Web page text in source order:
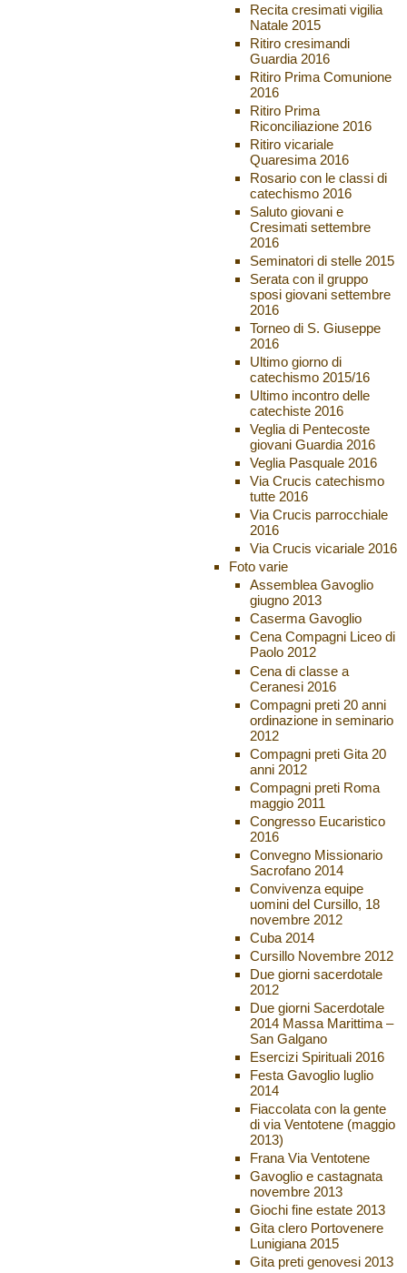
Recita cresimati vigilia
Natale 2015
Ritiro cresimandi
Guardia 2016
Ritiro Prima Comunione
2016
Ritiro Prima
Riconciliazione 2016
Ritiro vicariale
Quaresima 2016
Rosario con le classi di
catechismo 2016
Saluto giovani e
Cresimati settembre
2016
Seminatori di stelle 2015
Serata con il gruppo
sposi giovani settembre
2016
Torneo di S. Giuseppe
2016
Ultimo giorno di
catechismo 2015/16
Ultimo incontro delle
catechiste 2016
Veglia di Pentecoste
giovani Guardia 2016
Veglia Pasquale 2016
Via Crucis catechismo
tutte 2016
Via Crucis parrocchiale
2016
Via Crucis vicariale 2016
Foto varie
Assemblea Gavoglio
giugno 2013
Caserma Gavoglio
Cena Compagni Liceo di
Paolo 2012
Cena di classe a
Ceranesi 2016
Compagni preti 20 anni
ordinazione in seminario
2012
Compagni preti Gita 20
anni 2012
Compagni preti Roma
maggio 2011
Congresso Eucaristico
2016
Convegno Missionario
Sacrofano 2014
Convivenza equipe
uomini del Cursillo, 18
novembre 2012
Cuba 2014
Cursillo Novembre 2012
Due giorni sacerdotale
2012
Due giorni Sacerdotale
2014 Massa Marittima –
San Galgano
Esercizi Spirituali 2016
Festa Gavoglio luglio
2014
Fiaccolata con la gente
di via Ventotene (maggio
2013)
Frana Via Ventotene
Gavoglio e castagnata
novembre 2013
Giochi fine estate 2013
Gita clero Portovenere
Lunigiana 2015
Gita preti genovesi 2013